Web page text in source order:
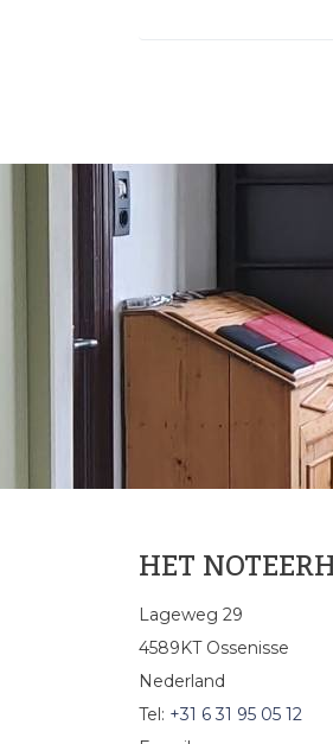
HET
Lageweg 29
4589KT Ossenisse
Nederland
Tel: +31 6 31 95 05 12